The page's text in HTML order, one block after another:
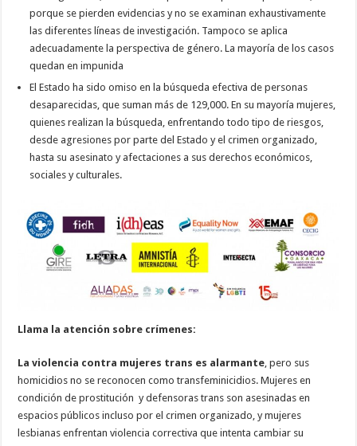
porque se pierden evidencias y no se examinan exhaustivamente
las diferentes líneas de investigación. Tampoco se aplica
adecuadamente la perspectiva de género. La mayoría de los casos
quedan en impunida
El Estado ha sido omiso en la búsqueda efectiva de personas
desaparecidas, que suman más de 129,000. En su mayoría mujeres,
quienes realizan la búsqueda, enfrentando todo tipo de riesgos,
desde agresiones por parte del Estado y el crimen organizado,
hasta su asesinato y afectaciones a sus derechos económicos,
sociales y culturales.
Llama la atención sobre crímenes:
La violencia contra mujeres trans es alarmante, pero sus
homicidios no se reconocen como transfeminicidios. Mujeres en
condición de prostitución y defensoras trans son asesinadas en
espacios públicos incluso por el crimen organizado, y mujeres
lesbianas enfrentan violencia correctiva que intenta cambiar su